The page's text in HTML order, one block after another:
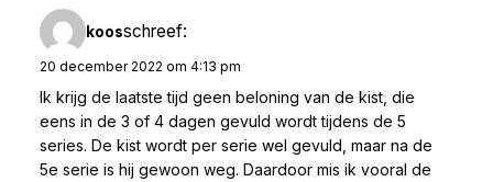
koosschreef:
20 december 2022 om 4:13 pm
Ik krijg de laatste tijd geen beloning van de kist, die
eens in de 3 of 4 dagen gevuld wordt tijdens de 5
series. De kist wordt per serie wel gevuld, maar na de
5e serie is hij gewoon weg. Daardoor mis ik vooral de